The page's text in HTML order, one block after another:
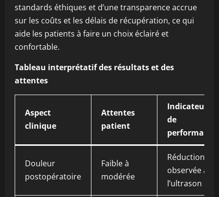
standards éthiques et d’une transparence accrue
sur les coûts et les délais de récupération, ce qui
aide les patients à faire un choix éclairé et
confortable.
Tableau interprétatif des résultats et des
attentes
Aspect
clinique
Attentes
patient
Indicateurs
de
performance
Douleur
postopératoire
Faible à
modérée
Réduction
observée
l’ultrason